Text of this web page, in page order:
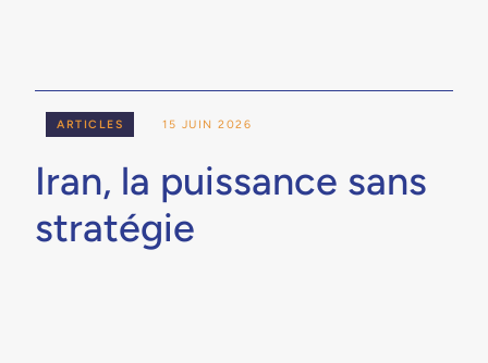
Iran, la puissance sans
stratégie
15 JUIN 2026
ARTICLES